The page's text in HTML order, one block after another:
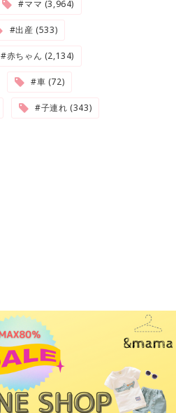
#ママ (3,964)
#出産 (533)
#赤ちゃん (2,134)
#車 (72)
#子連れ (343)